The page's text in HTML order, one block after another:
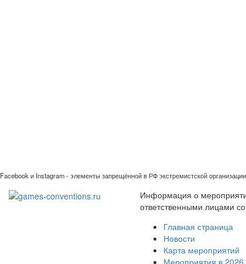
Facebook и Instagram - элементы запрещённой в РФ экстремистской
Информация о
ответственными лицами
Главная страница
Новости
Карта мероприятий
Мероприятия в 2026